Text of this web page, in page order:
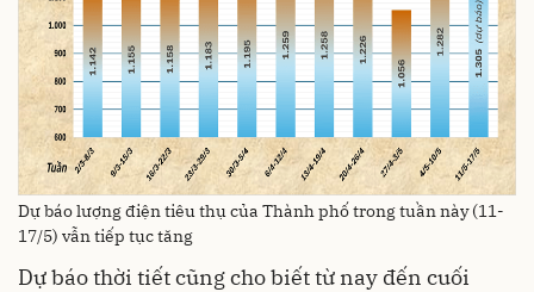
Dự báo lượng điện tiêu thụ của Thành phố trong tuần này (11-
17/5) vẫn tiếp tục tăng
Dự báo thời tiết cũng cho biết từ nay đến cuối